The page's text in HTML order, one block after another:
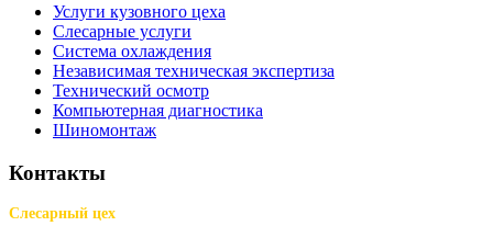
Услуги кузовного цеха
Слесарные услуги
Система охлаждения
Независимая техническая экспертиза
Технический осмотр
Компьютерная диагностика
Шиномонтаж
Контакты
Слесарный цех